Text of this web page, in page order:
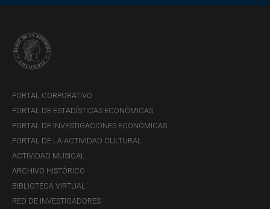
Código:
Cuenta nacional (Bogotá, Medellín, Cali, Barranquilla,
Bucaramanga, Manizales, Cartagena y Pereira)
Banco W S. A.
Código: 53
Cuenta nacional (Bogotá, Medellín, Cali, Barranquilla,
Bucaramanga, Manizales, Cartagena y Pereira)
PORTAL CORPORATIVO
PORTAL DE ESTADÍSTICAS ECONÓMICAS
PORTAL DE INVESTIGACIONES ECONÓMICAS
PORTAL DE LA ACTIVIDAD CULTURAL
ACTIVIDAD MUSICAL
ARCHIVO HISTÓRICO
BIBLIOTECA VIRTUAL
RED DE INVESTIGADORES